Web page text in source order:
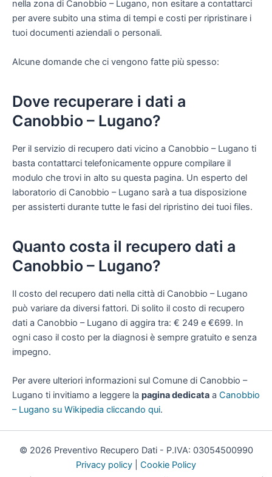
nella zona di Canobbio – Lugano, non esitare a contattarci
per avere subito una stima di tempi e costi per ripristinare i
tuoi documenti aziendali o personali.
Alcune domande che ci vengono fatte più spesso:
Dove recuperare i dati a
Canobbio – Lugano?
Per il servizio di recupero dati vicino a Canobbio – Lugano ti
basta contattarci telefonicamente oppure compilare il
modulo che trovi in alto su questa pagina. Un esperto del
laboratorio di Canobbio – Lugano sarà a tua disposizione
per assisterti durante tutte le fasi del ripristino dei tuoi files.
Quanto costa il recupero dati a
Canobbio – Lugano?
Il costo del recupero dati nella città di Canobbio – Lugano
può variare da diversi fattori. Di solito il costo di recupero
dati a Canobbio – Lugano di aggira tra: € 249 e €699. In
ogni caso il costo per la diagnosi è sempre gratuito e senza
impegno.
Per avere ulteriori informazioni sul Comune di Canobbio –
Lugano ti invitiamo a leggere la pagina dedicata a Canobbio
– Lugano su Wikipedia cliccando qui.
© 2026 Preventivo Recupero Dati - P.IVA: 03054500990
Privacy policy
Cookie Policy